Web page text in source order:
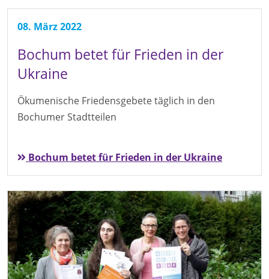
08. März 2022
Bochum betet für Frieden in der
Ukraine
Ökumenische Friedensgebete täglich in den
Bochumer Stadtteilen
Bochum betet für Frieden in der Ukraine